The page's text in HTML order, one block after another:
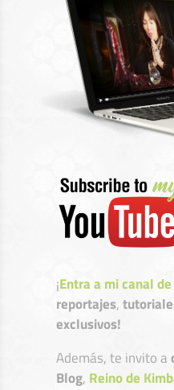
¡Entra a mi canal de
reportajes,
exclusivos!
Además, te invito a
Blog, Reino de